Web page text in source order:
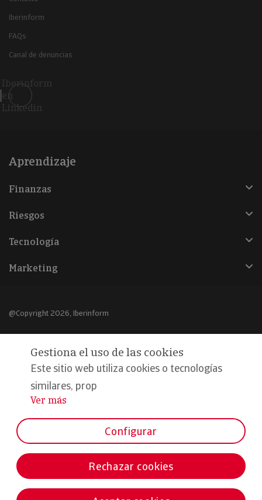
Iberinform
FAQs
Canal de denuncias
Iberinform
en
Linkedin
Aprendizaje
Finanzas
Riesgos
Tecnología
Marketing
@Copyright 2026, Iberinform
Declaración de privacidad
Compromiso calidad y seguridad
Formamos parte de:
Gestiona el uso de las cookies
Este sitio web utiliza cookies o tecnologías
similares, prop
...
Ver más
Configurar
Rechazar cookies